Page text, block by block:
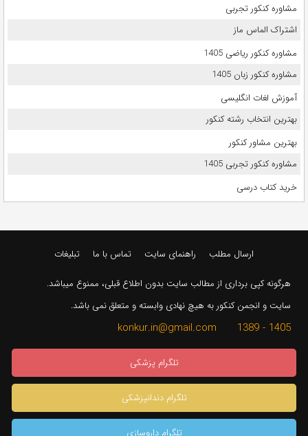
مشاوره کنکور تجربی
اشتراک الماس ماز
مشاوره کنکور ریاضی 1405
مشاوره کنکور زبان 1405
آموزش لغات انگلیسی
بهترین انتخاب رشته کنکور
بهترین مشاور کنکور
مشاوره کنکور تجربی 1405
خرید کتاب درسی
ارسال مطلب راهنمای سایت تماس با ما تبلیغات
هرگونه کپی برداری از مطالب سایت بدون اطلاع قبلی، ممنوع میباشد.
سایت و انجمن کنکور به هیچ نهادی وابسته و متعلق نمی باشد.
1405 - 1389 konkur.in@gmail.com
تلگرام پزشکی
تلگرام دندانپزشکی
تلگرام داروسازی